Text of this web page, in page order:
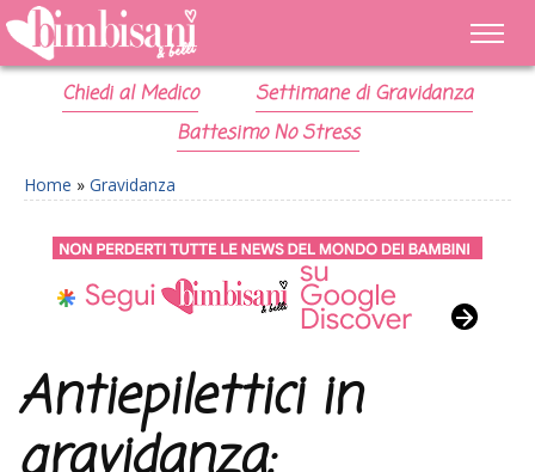
Chiedi al Medico
Settimane di Gravidanza
Battesimo No Stress
Home » Gravidanza
Antiepilettici in